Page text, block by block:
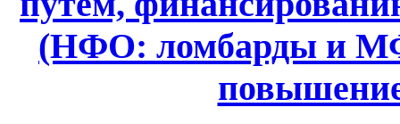
(НФО: ломбарды и